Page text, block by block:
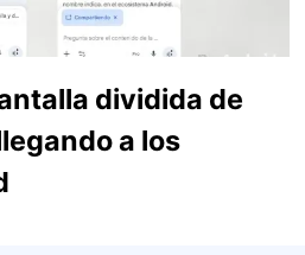
dividida de
a los